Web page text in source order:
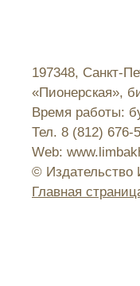
197348, Санкт-
«Пионерская»,
Время работы:
Тел. 8 (812) 676-
Web:
© Издательство
Главная